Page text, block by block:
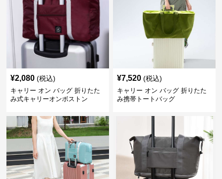
¥2,080 (税込)
キャリー オン バッグ 折りたた
み式キャリーオンボストン
¥7,520 (税込)
キャリー オン バッグ 折りたた
み携帯トートバッグ